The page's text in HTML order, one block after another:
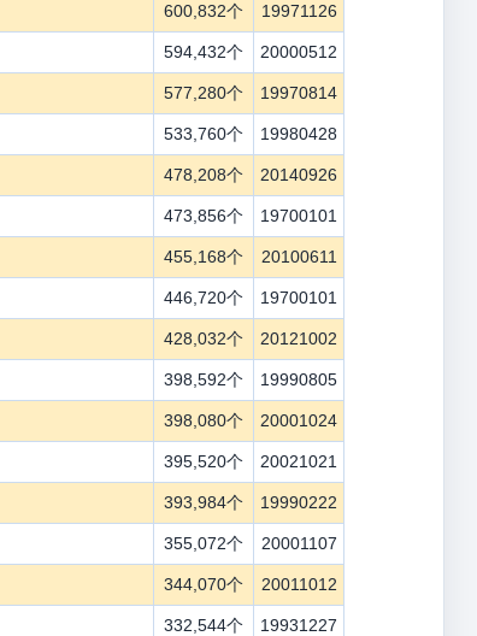
600,832个 19971126
594,432个 20000512
577,280个 19970814
533,760个 19980428
478,208个 20140926
473,856个 19700101
455,168个 20100611
446,720个 19700101
428,032个 20121002
398,592个 19990805
398,080个 20001024
395,520个 20021021
393,984个 19990222
355,072个 20001107
344,070个 20011012
332,544个 19931227